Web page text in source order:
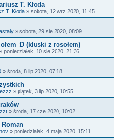
T. Kłoda
T. Kłoda » sobota, 12 wrz 2020, 11:45
» sobota, 29 sie 2020, 08:09
:D (kluski z rosołem)
» poniedziałek, 10 sie 2020, 21:36
» środa, 8 lip 2020, 07:18
» piątek, 3 lip 2020, 10:55
» środa, 17 cze 2020, 10:02
Roman
» poniedziałek, 4 maja 2020, 15:11